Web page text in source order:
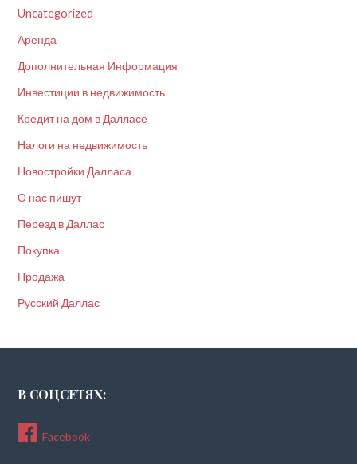
Uncategorized
Аренда
Дополнительная Информация
Инвестиции в недвижимость
Кредит на дом в Далласе
Налоги на недвижимость
Новостройки Далласа
О нас пишут
Перезд в Даллас
Покупка
Продажа
Русский Даллас
В СОЦСЕТЯХ:
Facebook